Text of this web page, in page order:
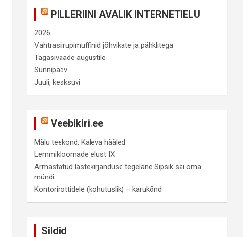
PILLERIINI AVALIK INTERNETIELU
2026
Vahtrasiirupimuffinid jõhvikate ja pähklitega
Tagasivaade augustile
Sünnipäev
Juuli, kesksuvi
Veebikiri.ee
Mälu teekond: Kaleva hääled
Lemmikloomade elust IX
Armastatud lastekirjanduse tegelane Sipsik sai oma
mündi
Kontorirottidele (kohutuslik) – karukõnd
Sildid